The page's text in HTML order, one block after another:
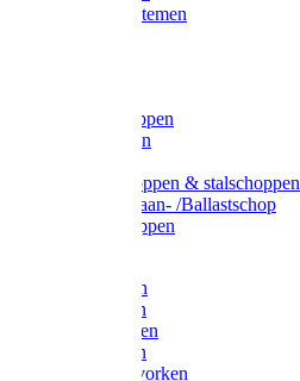
Ophangsystemen
Betonschoppen
Schepbatsen
Ballastschoppen & stalschoppen
Slijtsrip Graan- /Ballastschop
Graanschoppen
Hooivorken
Mestvorken
Bietenvorken
Maisvorken
Aardappelvorken